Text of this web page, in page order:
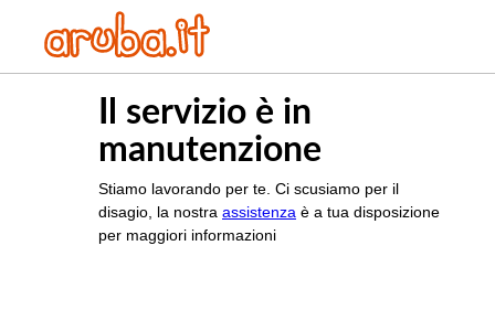
Il servizio è in
manutenzione
Stiamo lavorando per te. Ci scusiamo per il
disagio, la nostra assistenza è a tua disposizione
per maggiori informazioni